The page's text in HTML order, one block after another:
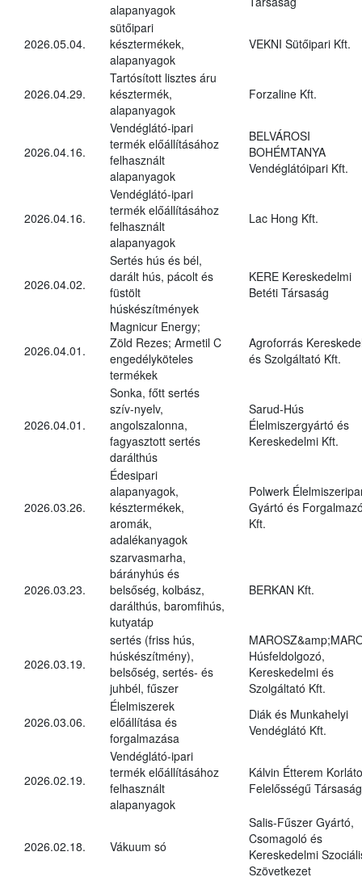
alapanyagok
2026.05.04.
sütőipari
késztermékek,
alapanyagok
VEKNI Sütőipari Kft.
2026.04.29.
Tartósított lisztes áru
késztermék,
alapanyagok
Forzaline Kft.
2026.04.16.
Vendéglátó-ipari
termék előállításához
felhasznált
alapanyagok
BELVÁROSI
BOHÉMTANYA
Vendéglátóipari Kft.
2026.04.16.
Vendéglátó-ipari
termék előállításához
felhasznált
alapanyagok
Lac Hong Kft.
2026.04.02.
Sertés hús és bél,
darált hús, pácolt és
füstölt
húskészítmények
KERE Kereskedelmi
Betéti Társaság
2026.04.01.
Magnicur Energy;
Zöld Rezes; Armetil C
engedélyköteles
termékek
Agroforrás
és Szolgáltató Kft.
2026.04.01.
Sonka, főtt sertés
szív-nyelv,
angolszalonna,
fagyasztott sertés
darálthús
Sarud-Hús
Élelmiszergyártó és
Kereskedelmi Kft.
2026.03.26.
Édesipari
alapanyagok,
késztermékek,
aromák,
adalékanyagok
Polwerk
Gyártó és
Kft.
2026.03.23.
szarvasmarha,
bárányhús és
belsőség, kolbász,
darálthús, baromfihús,
kutyatáp
BERKAN Kft.
2026.03.19.
sertés (friss hús,
húskészítmény),
belsőség, sertés- és
juhbél, fűszer
Húsfeldolgozó,
Kereskedelmi és
Szolgáltató Kft.
2026.03.06.
Élelmiszerek
előállítása és
forgalmazása
Diák és Munkahelyi
Vendéglátó Kft.
2026.02.19.
Vendéglátó-ipari
termék előállításához
felhasznált
alapanyagok
Kálvin Étterem
Felelősségű Társaság
2026.02.18. Vákuum só
Salis-Fűszer Gyártó,
Csomagoló és
Kereskedelmi
Szövetkezet